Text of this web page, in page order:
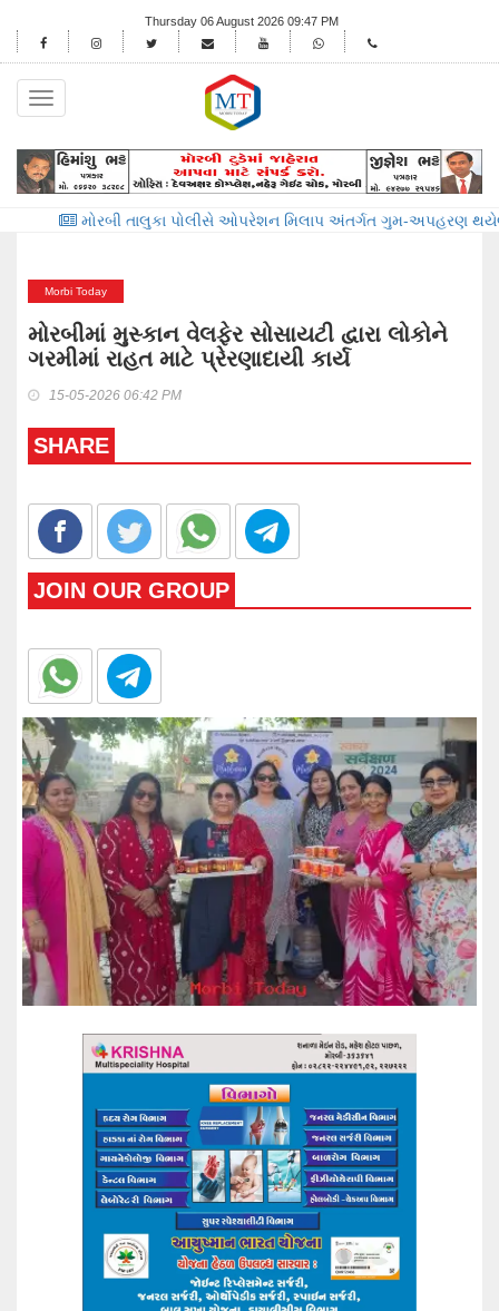
Thursday 06 August 2026 09:47 PM
Toggle
navigation
તાલુકા પોલીસે ઓપરેશન મિલાપ અંતર્ગત ગુમ-અપહરણ થયેલ ૩૬ લોકોનું
Morbi Today
મોરબીમાં મુસ્કાન વેલફેર સોસાયટી દ્વારા લોકોને
ગરમીમાં રાહત માટે પ્રેરણાદાયી કાર્ય
15-05-2026 06:42 PM
SHARE
JOIN OUR GROUP